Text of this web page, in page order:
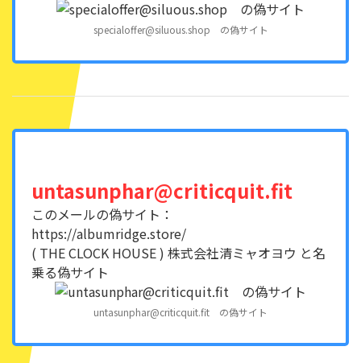
specialoffer@siluous.shop の偽サイト
untasunphar@criticquit.fit
このメールの偽サイト：
https://albumridge.store/
( THE CLOCK HOUSE ) 株式会社清ミャオヨウ と名
乗る偽サイト
untasunphar@criticquit.fit の偽サイト